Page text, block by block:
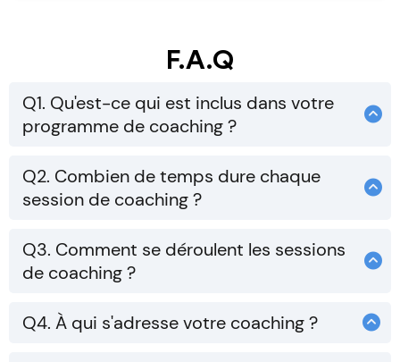
F.A.Q
Q1. Qu'est-ce qui est inclus dans votre
programme de coaching ?
sessions individuelles, un accès à des
ressources exclusives en ligne et un suivi
Q2. Combien de temps dure chaque
session de coaching ?
1h30, ce qui nous permet de couvrir en
profondeur les sujets importants et de
Q3. Comment se déroulent les sessions
de coaching ?
allez choisir votre horraire. Les sessions se
Q4. À qui s'adresse votre coaching ?